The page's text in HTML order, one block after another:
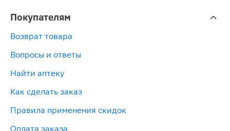
Покупателям
Возврат товара
Вопросы и ответы
Найти аптеку
Как сделать заказ
Правила применения скидок
Оплата заказа